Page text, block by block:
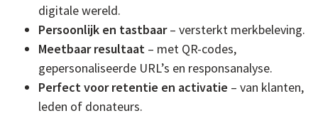
digitale wereld.
Persoonlijk en tastbaar– versterkt merkbeleving.
Meetbaar resultaat – met QR-codes,
gepersonaliseerde URL’s en responsanalyse.
Perfect voor retentie en activatie – van klanten,
leden of donateurs.